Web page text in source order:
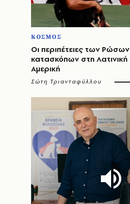
ΚΟΣΜΟΣ
Οι περιπέτειες των Ρώσων
κατασκόπων στη Λατινική
Αμερική
Σώτη Τριανταφύλλου